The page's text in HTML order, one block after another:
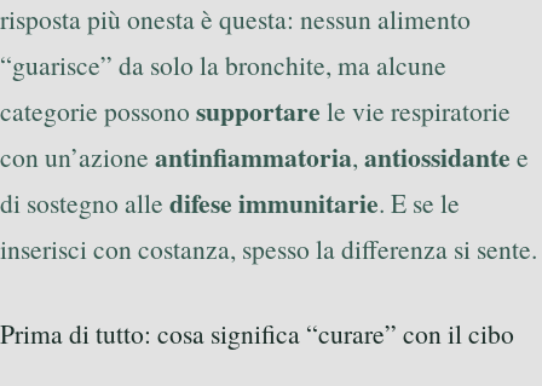
risposta più onesta è questa: nessun alimento
“guarisce” da solo la bronchite, ma alcune
categorie possono supportare le vie respiratorie
con un’azione antinfiammatoria, antiossidante e
di sostegno alle difese immunitarie. E se le
inserisci con costanza, spesso la differenza si sente.
Prima di tutto: cosa significa “curare” con il cibo